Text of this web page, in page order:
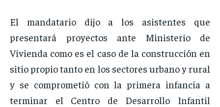
El mandatario dijo a los asistentes que
presentará proyectos ante Ministerio de
Vivienda como es el caso de la construcción en
sitio propio tanto en los sectores urbano y rural
y se comprometió con la primera infancia a
terminar el Centro de Desarrollo Infantil